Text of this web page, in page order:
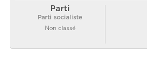
Parti
Parti socialiste
Non classé